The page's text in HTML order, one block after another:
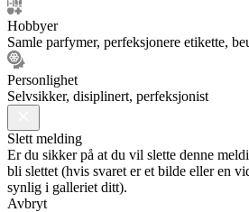
Hobbyer
Samle parfymer, perfeksjonere etikette,
Personlighet
Selvsikker, disiplinert, perfeksjonist
Slett melding
Er du sikker på at du vil slette denne
bli slettet (hvis svaret er et bilde eller en
synlig i galleriet ditt).
Avbryt